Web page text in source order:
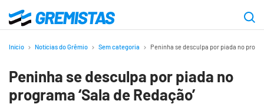
para
principal
Gremistas
Início Notícias do Grêmio Sem categoria Peninha se desculpa por piada no
Peninha se desculpa por piada no
programa ‘Sala de Redação’